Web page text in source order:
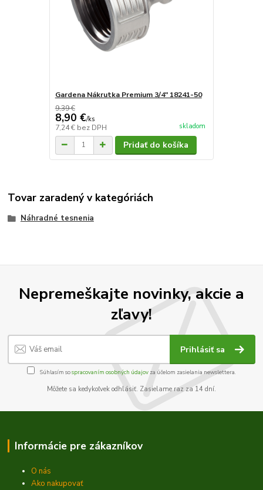
Gardena Nákrutka Premium 3/4" 18241-50
9,39 €
8,90 €/ks
7,24 € bez DPH skladom
Pridať do košíka
Tovar zaradený v kategóriách
Náhradné tesnenia
Nepremeškajte novinky, akcie a
zľavy!
Prihlásiť sa
Súhlasím sospracovaním osobných údajov za účelom zasielania newslettera.
Môžete sa kedykoľvek odhlásiť. Zasielame raz za 14 dní.
Informácie pre zákazníkov
O nás
Ako nakupovať